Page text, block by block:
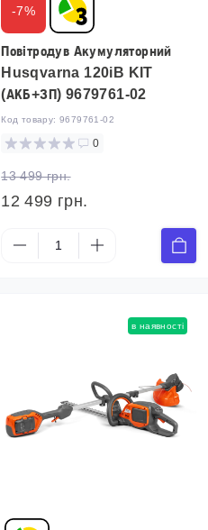
-7%
Повітродув Акумуляторний
Husqvarna 120iB KIT
(АКБ+ЗП) 9679761-02
Код товару: 9679761-02
0
13 499 грн.
12 499 грн.
в наявності